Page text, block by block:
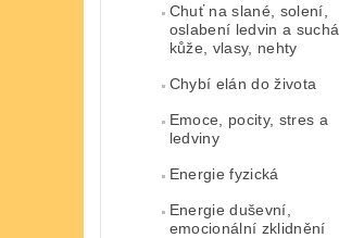
Chuť na slané, solení,
oslabení ledvin a suchá
kůže, vlasy, nehty
Chybí elán do života
Emoce, pocity, stres a
ledviny
Energie fyzická
Energie duševní,
emocionální zklidnění